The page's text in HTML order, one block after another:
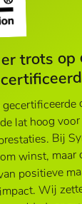
trots op
lat hoog
Bij
winst, maar
positieve
Wij